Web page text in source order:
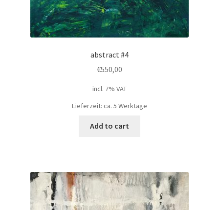
abstract #4
€550,00
incl. 7% VAT
Lieferzeit: ca. 5 Werktage
Add to cart